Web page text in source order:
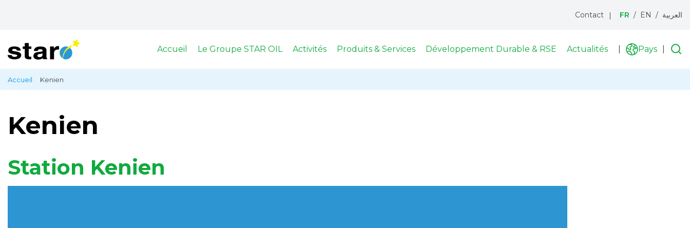
Aller
au
Menu
topbar
Contact FR EN العربية
Accueil Le Groupe STAR OIL Activités Produits & Services Développement Durable & RSE Actualités
des
Pays
Recherche
Fil
d'Ariane
Accueil Kenien
Kenien
Station Kenien